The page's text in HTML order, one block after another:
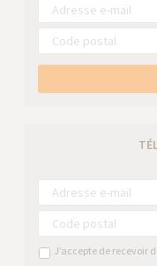
J’accepte de recevoir